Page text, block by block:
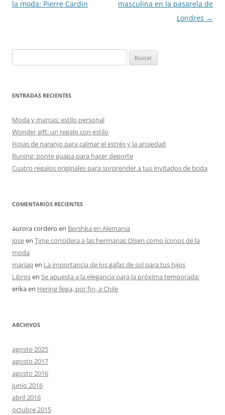
de
la moda: Pierre Cardin
masculina en la pasarela de
Londres →
ENTRADAS RECIENTES
Moda y marcas: estilo personal
Wonder gift: un regalo con estilo
Hojas de naranjo para calmar el estrés y la ansiedad
Runing: ponte guapa para hacer deporte
Cuatro regalos originales para sorprender a tus invitados de boda
COMENTARIOS RECIENTES
aurora cordero en Bershka en Alemania
joseen Time considera a las hermanas Olsen como íconos de la
moda
mariaq en La importancia de los gafas de sol para tus hijos
Librosen Se apuesta a la elegancia para la próxima temporada:
erikaen Hering llega, por fin, a Chile
ARCHIVOS
agosto 2025
agosto 2017
agosto 2016
junio 2016
abril 2016
octubre 2015